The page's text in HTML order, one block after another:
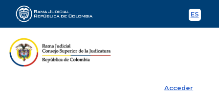
ES
Acceder